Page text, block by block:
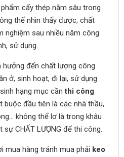
cấy thép nằm sâu trong
thể nhìn thấy được, chất
nghiệm sau nhiều năm công
sử dụng.
hưởng đến chất lượng công
ở, sinh hoạt, đi lại, sử dụng
hạng mục cầnthi công
buộc đầu tiên là các nhà thầu,
không thể lơ là trong khâu
sự CHẤT LƯỢNG để thi công.
mua hàng tránh mua phải keo